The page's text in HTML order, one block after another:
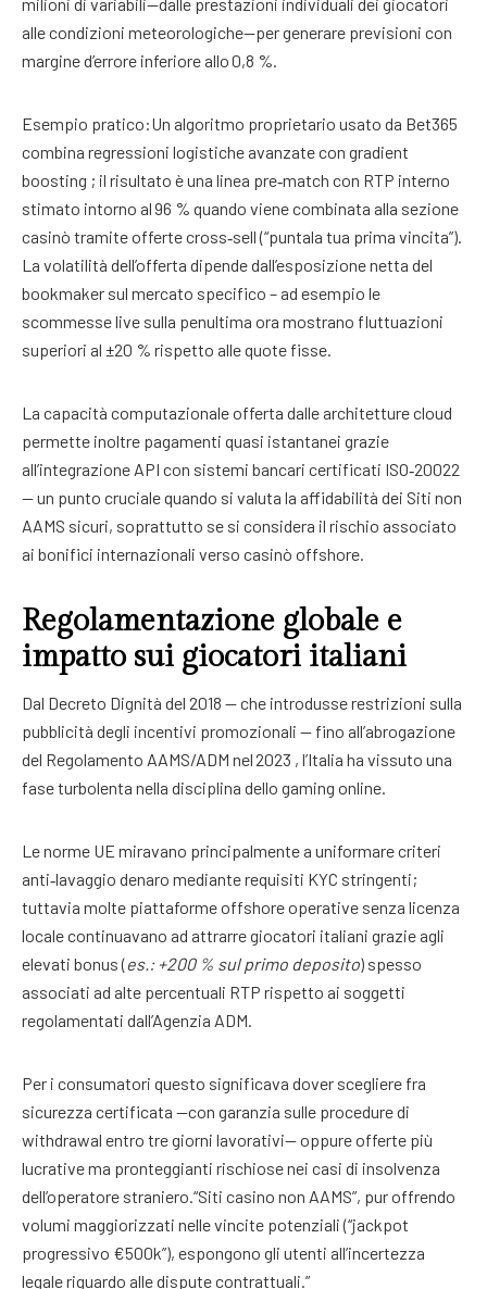
alle condizioni meteorologiche—per generare previsioni con
margine d’errore inferiore allo 0,8 %.
Esempio pratico:Un algoritmo proprietario usato da Bet365
combina regressioni logistiche avanzate con gradient
boosting ; il risultato è una linea pre‑match con RTP interno
stimato intorno al 96 % quando viene combinata alla sezione
casinò tramite offerte cross‑sell (“puntala tua prima vincita”).
La volatilità dell’offerta dipende dall’esposizione netta del
bookmaker sul mercato specifico – ad esempio le
scommesse live sulla penultima ora mostrano fluttuazioni
superiori al ±20 % rispetto alle quote fisse.
La capacità computazionale offerta dalle architetture cloud
permette inoltre pagamenti quasi istantanei grazie
all’integrazione API con sistemi bancari certificati ISO‑20022
— un punto cruciale quando si valuta la affidabilità dei Siti non
AAMS sicuri, soprattutto se si considera il rischio associato
ai bonifici internazionali verso casinò offshore.
Regolamentazione globale e
impatto sui giocatori italiani
Dal Decreto Dignità del 2018 — che introdusse restrizioni sulla
pubblicità degli incentivi promozionali — fino all’abrogazione
del Regolamento AAMS/ADM nel 2023 , l’Italia ha vissuto una
fase turbolenta nella disciplina dello gaming online.
Le norme UE miravano principalmente a uniformare criteri
anti‐lavaggio denaro mediante requisiti KYC stringenti;
tuttavia molte piattaforme offshore operative senza licenza
locale continuavano ad attrarre giocatori italiani grazie agli
elevati bonus (es.: +200 % sul primo deposito) spesso
associati ad alte percentuali RTP rispetto ai soggetti
regolamentati dall’Agenzia ADM.
Per i consumatori questo significava dover scegliere fra
sicurezza certificata —con garanzia sulle procedure di
withdrawal entro tre giorni lavorativi— oppure offerte più
lucrative ma pronteggianti rischiose nei casi di insolvenza
dell’operatore straniero.“Siti casino non AAMS”, pur offrendo
volumi maggiorizzati nelle vincite potenziali (“jackpot
progressivo €500k”), espongono gli utenti all’incertezza
legale riguardo alle dispute contrattuali.”